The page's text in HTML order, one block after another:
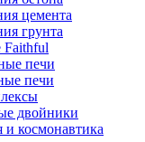
цемента
грунта
Faithful
печи
печи
двойники
и космонавтика